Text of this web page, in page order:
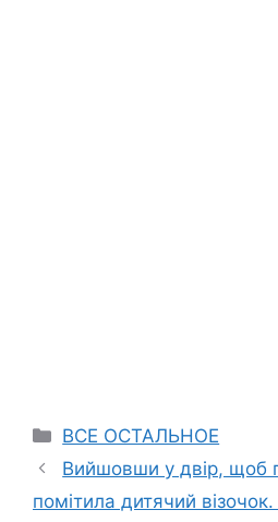
Categories
ВСЕ ОСТАЛЬНОЕ
Вийшовши у двір, щоб
помітила дитячий